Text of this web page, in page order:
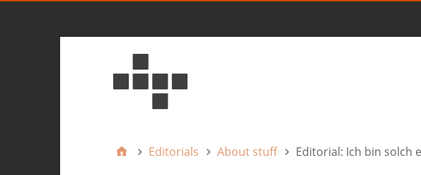
Editorials About stuff Editorial: Ich bin solch